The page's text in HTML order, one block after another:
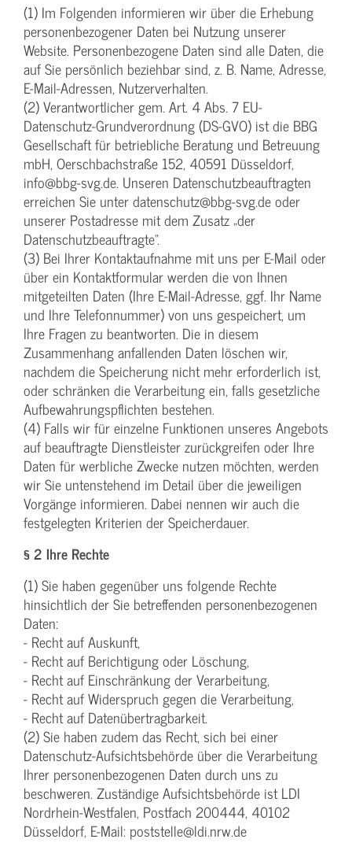
(1) Im Folgenden informieren wir über die Erhebung
personenbezogener Daten bei Nutzung unserer
Website. Personenbezogene Daten sind alle Daten, die
auf Sie persönlich beziehbar sind, z. B. Name, Adresse,
E-Mail-Adressen, Nutzerverhalten.
(2) Verantwortlicher gem. Art. 4 Abs. 7 EU-
Datenschutz-Grundverordnung (DS-GVO) ist die BBG
Gesellschaft für betriebliche Beratung und Betreuung
mbH, Oerschbachstraße 152, 40591 Düsseldorf,
info@bbg-svg.de. Unseren Datenschutzbeauftragten
erreichen Sie unter datenschutz@bbg-svg.de oder
unserer Postadresse mit dem Zusatz „der
Datenschutzbeauftragte“.
(3) Bei Ihrer Kontaktaufnahme mit uns per E-Mail oder
über ein Kontaktformular werden die von Ihnen
mitgeteilten Daten (Ihre E-Mail-Adresse, ggf. Ihr Name
und Ihre Telefonnummer) von uns gespeichert, um
Ihre Fragen zu beantworten. Die in diesem
Zusammenhang anfallenden Daten löschen wir,
nachdem die Speicherung nicht mehr erforderlich ist,
oder schränken die Verarbeitung ein, falls gesetzliche
Aufbewahrungspflichten bestehen.
(4) Falls wir für einzelne Funktionen unseres Angebots
auf beauftragte Dienstleister zurückgreifen oder Ihre
Daten für werbliche Zwecke nutzen möchten, werden
wir Sie untenstehend im Detail über die jeweiligen
Vorgänge informieren. Dabei nennen wir auch die
festgelegten Kriterien der Speicherdauer.
§ 2 Ihre Rechte
(1) Sie haben gegenüber uns folgende Rechte
hinsichtlich der Sie betreffenden personenbezogenen
Daten:
- Recht auf Auskunft,
- Recht auf Berichtigung oder Löschung,
- Recht auf Einschränkung der Verarbeitung,
- Recht auf Widerspruch gegen die Verarbeitung,
- Recht auf Datenübertragbarkeit.
(2) Sie haben zudem das Recht, sich bei einer
Datenschutz-Aufsichtsbehörde über die Verarbeitung
Ihrer personenbezogenen Daten durch uns zu
beschweren. Zuständige Aufsichtsbehörde ist LDI
Nordrhein-Westfalen, Postfach 200444, 40102
Düsseldorf, E-Mail: poststelle@ldi.nrw.de